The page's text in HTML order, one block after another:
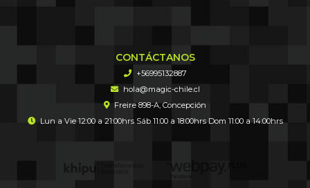
CONTÁCTANOS
+56995132887
hola@magic-chile.cl
Freire 898-A, Concepción
Lun a Vie 12:00 a 21:00hrs Sáb 11:00 a 18:00hrs Dom 11:00 a 14:00hrs